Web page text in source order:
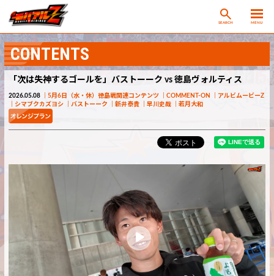
SEARCH MENU
CONTENTS
「次は失神するゴールを」バストーーク vs 徳島ヴォルティス
2026.05.08 5月6日（水・休）徳島戦関連コンテンツ COMMENT-ON
アルビムービーZ
シマブクカズヨシ
バストーーク 新井泰貴 早川史哉 若月大和